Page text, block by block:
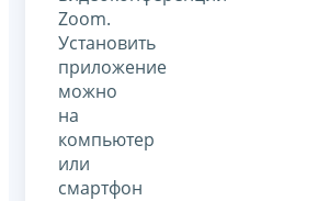
Zoom.
Установить
приложение
можно
на
компьютер
или
смартфон